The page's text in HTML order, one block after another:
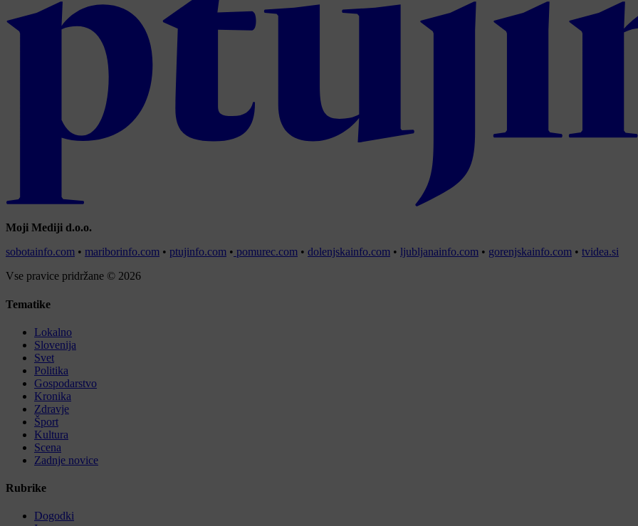
Moji Mediji d.o.o.
sobotainfo.com • mariborinfo.com • ptujinfo.com • pomurec.com • dolenjskainfo.com • ljubljanainfo.com • gorenjskainfo.com • tvidea.si
Vse pravice pridržane © 2026
Tematike
Lokalno
Slovenija
Svet
Politika
Gospodarstvo
Kronika
Zdravje
Šport
Kultura
Scena
Zadnje novice
Rubrike
Dogodki